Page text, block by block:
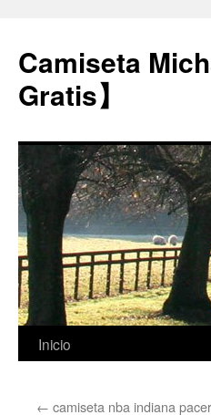
Camiseta
Gratis】
Saltar
Inicio
← camiseta nba indiana